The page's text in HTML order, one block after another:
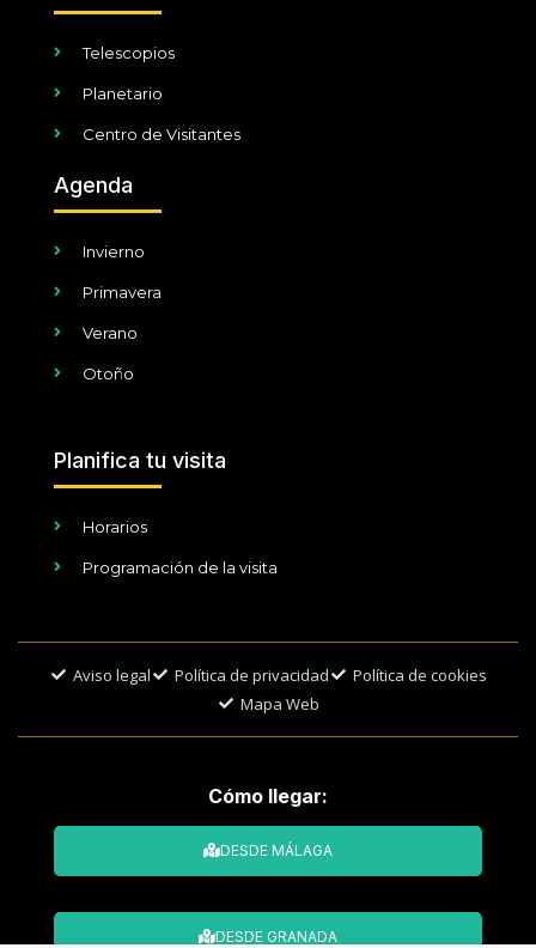
Telescopios
Planetario
Centro de Visitantes
Agenda
Invierno
Primavera
Verano
Otoño
Planifica tu visita
Horarios
Programación de la visita
Aviso legal Política de privacidad
Política de cookies
Mapa Web
Cómo llegar:
DESDE MÁLAGA
DESDE GRANADA